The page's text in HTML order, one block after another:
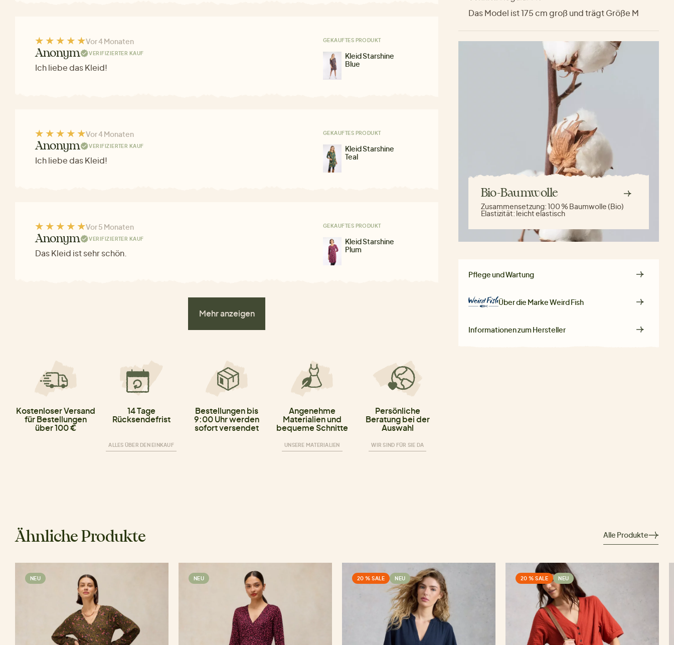
Vor 4 Monaten
Anonym VERIFIZIERTER KAUF
Ich liebe das Kleid!
GEKAUFTES PRODUKT
Kleid Starshine
Blue
Vor 4 Monaten
Anonym VERIFIZIERTER KAUF
Ich liebe das Kleid!
GEKAUFTES PRODUKT
Kleid Starshine
Teal
Vor 5 Monaten
Anonym VERIFIZIERTER KAUF
Das Kleid ist sehr schön.
GEKAUFTES PRODUKT
Kleid Starshine
Plum
Mehr anzeigen
Kostenloser Versand
für Bestellungen
über 100 €
14 Tage
Rücksendefrist
ALLES ÜBER DEN EINKAUF
Bestellungen bis
9:00 Uhr werden
sofort versendet
Angenehme
Materialien und
bequeme Schnitte
UNSERE MATERIALIEN
Persönliche
Beratung bei der
Auswahl
WIR SIND FÜR SIE DA
Das Model ist 175 cm groß und trägt Größe M
Bio-Baumwolle
Zusammensetzung:100 % Baumwolle (Bio)
Elastizität: leicht elastisch
Pflege und Wartung
Über die MarkeWeird Fish
Informationen zum Hersteller
Ähnliche Produkte Alle Produkte
NEU NEU 20 % SALE NEU 20 % SALE NEU